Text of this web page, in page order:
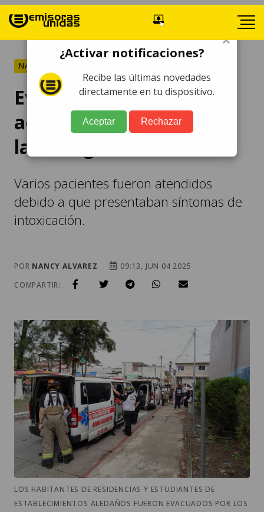
NACIONALES
Evacuan a personas tras
activarse bomba de gas
lacrimógeno en Mixco
Varios pacientes fueron atendidos
debido a que presentaban síntomas de
intoxicación.
POR NANCY ALVAREZ
09:13, JUN 04 2025
COMPARTIR:
LOS HABITANTES DE RESIDENCIAS Y ESTUDIANTES DE
ESTABLECIMIENTOS ALEDAÑOS FUERON EVACUADOS POR LOS
×
¿Activar notificaciones?
Recibe las últimas novedades
directamente en tu dispositivo.
Aceptar Rechazar